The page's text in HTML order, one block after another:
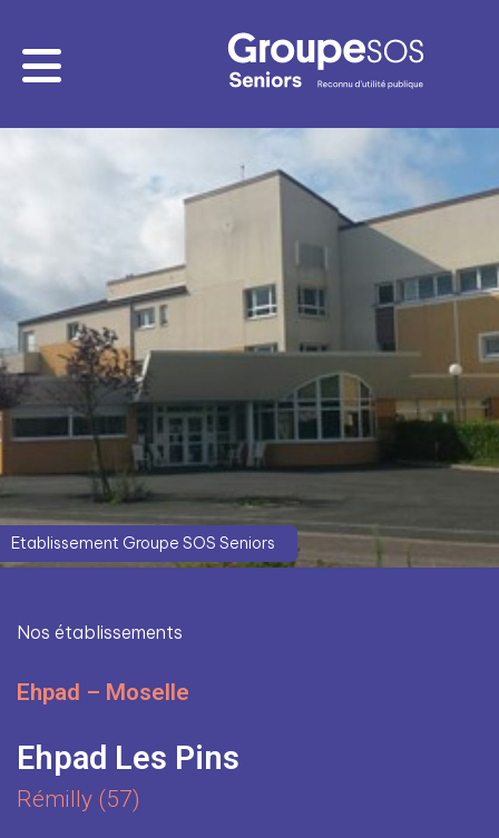
Nos établissements
Ehpad – Moselle
Ehpad Les Pins
Rémilly (57)
Etablissement Groupe SOS Seniors